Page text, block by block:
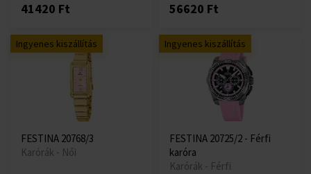
41420 Ft 56620 Ft
Ingyenes kiszállítás
FESTINA 20768/3
Karórák - Női
Ingyenes kiszállítás
FESTINA 20725/2 - Férfi
karóra
Karórák - Férfi